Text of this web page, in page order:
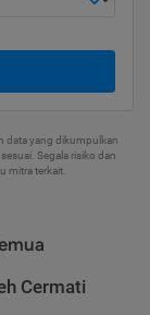
data yang dikumpulkan
Segala risiko dan
mitra terkait.
Cermati